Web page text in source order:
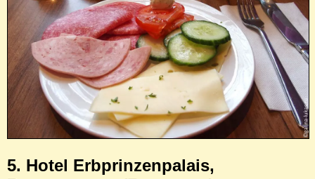
5. Hotel Erbprinzenpalais,